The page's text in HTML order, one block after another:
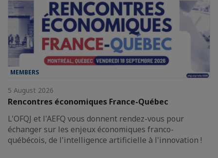
MEMBERS
5 August 2026
Rencontres économiques France-Québec
L'OFQJ et l'AEFQ vous donnent rendez-vous pour
échanger sur les enjeux économiques franco-
québécois, de l'intelligence artificielle à l'innovation !